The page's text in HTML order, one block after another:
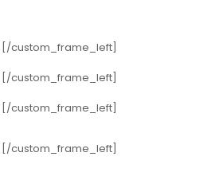
[/custom_frame_left]
[/custom_frame_left]
[/custom_frame_left]
[/custom_frame_left]